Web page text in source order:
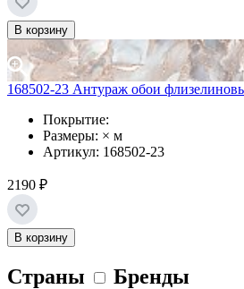
В корзину
168502-23 Антураж обои
Покрытие:
Размеры: × м
Артикул: 168502-23
2190 ₽
В корзину
Страны Бренды